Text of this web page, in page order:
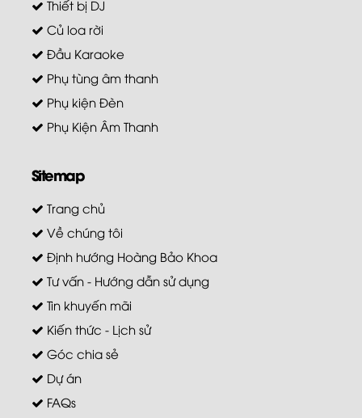
Thiết bị DJ
Củ loa rời
Đầu Karaoke
Phụ tùng âm thanh
Phụ kiện Đèn
Phụ Kiện Âm Thanh
Sitemap
Trang chủ
Về chúng tôi
Định hướng Hoàng Bảo Khoa
Tư vấn - Hướng dẫn sử dụng
Tin khuyến mãi
Kiến thức - Lịch sử
Góc chia sẻ
Dự án
FAQs